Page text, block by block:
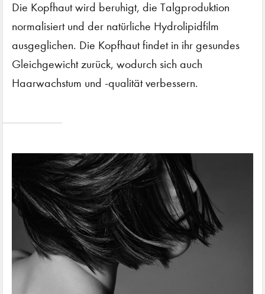
Die Kopfhaut wird beruhigt, die Talgproduktion
normalisiert und der natürliche Hydrolipidfilm
ausgeglichen. Die Kopfhaut findet in ihr gesundes
Gleichgewicht zurück, wodurch sich auch
Haarwachstum und -qualität verbessern.